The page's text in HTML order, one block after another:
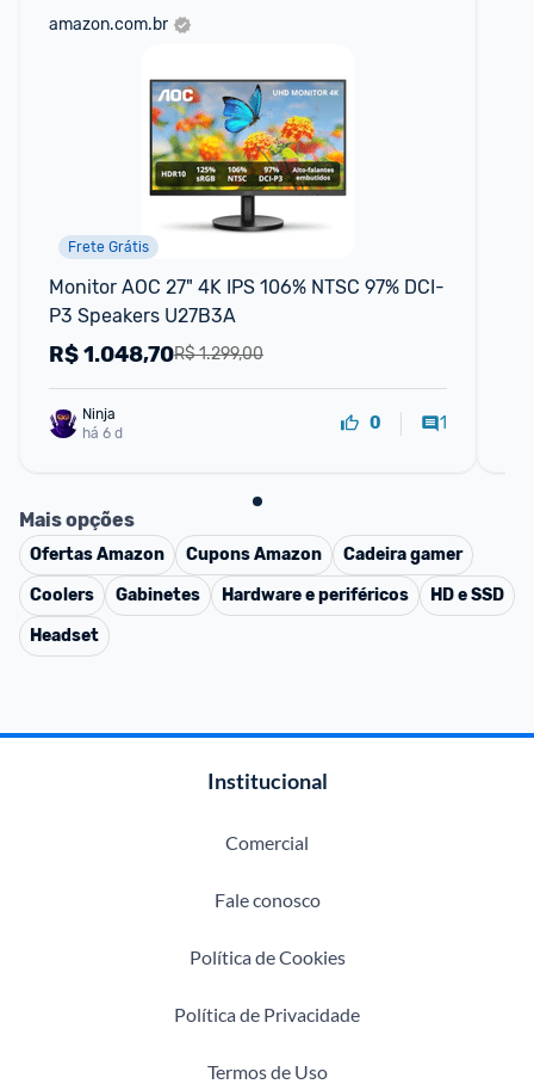
amazon.com.br
Frete Grátis
Monitor AOC 27" 4K IPS 106% NTSC 97% DCI-
P3 Speakers U27B3A
R$ 1.299,00
R$1.048,70
há 6 d
0 1
Mais opções
OfertasAmazon CuponsAmazon
Cadeira gamer
Coolers
Gabinetes Hardware e periféricos
HD e SSD
Headset
Institucional
Comercial
Fale conosco
Política de Cookies
Política de Privacidade
Termos de Uso